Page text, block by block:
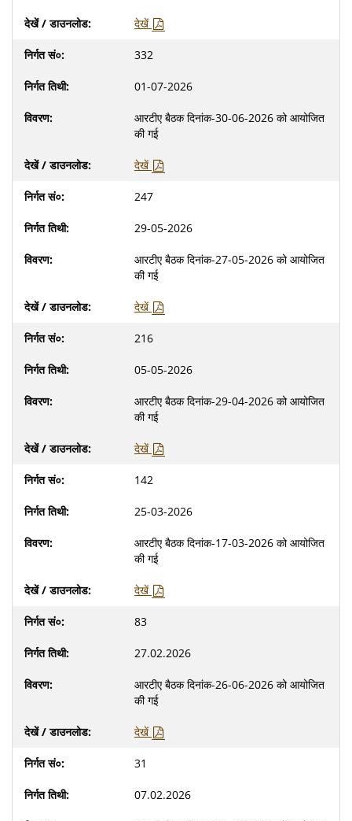
देखें
332
01-07-2026
आरटीए बैठक दिनांक-30-06-2026 को आयोजित
की गई
देखें
247
29-05-2026
आरटीए बैठक दिनांक-27-05-2026 को आयोजित
की गई
देखें
216
05-05-2026
आरटीए बैठक दिनांक-29-04-2026 को आयोजित
की गई
देखें
142
25-03-2026
आरटीए बैठक दिनांक-17-03-2026 को आयोजित
की गई
देखें
83
27.02.2026
आरटीए बैठक दिनांक-26-06-2026 को आयोजित
की गई
देखें
31
07.02.2026